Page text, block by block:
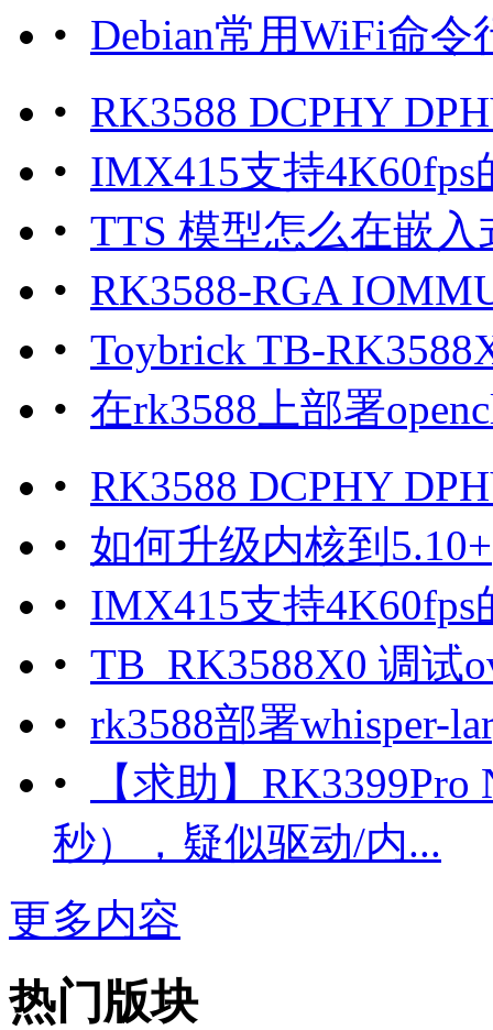
• Debian常用WiFi命令
• RK3588 DCPHY
• IMX415支持4K60fps
• TTS 模型怎么在嵌
• RK3588-RGA
• Toybrick TB-
• 在rk3588上部署
• RK3588 DCPHY
• 如何升级内核到5.10+
• IMX415支持4K60fps
• TB_RK3588X0 调试
• rk3588部署whisper-
•
【求助】
秒），疑似驱动/内...
更多内容
热门版块